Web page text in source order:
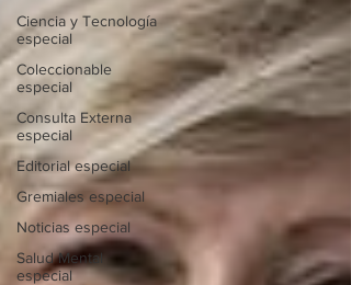
Ciencia y Tecnología
especial
Coleccionable
especial
Consulta Externa
especial
Editorial especial
Gremiales especial
Noticias especial
Salud Mental
especial